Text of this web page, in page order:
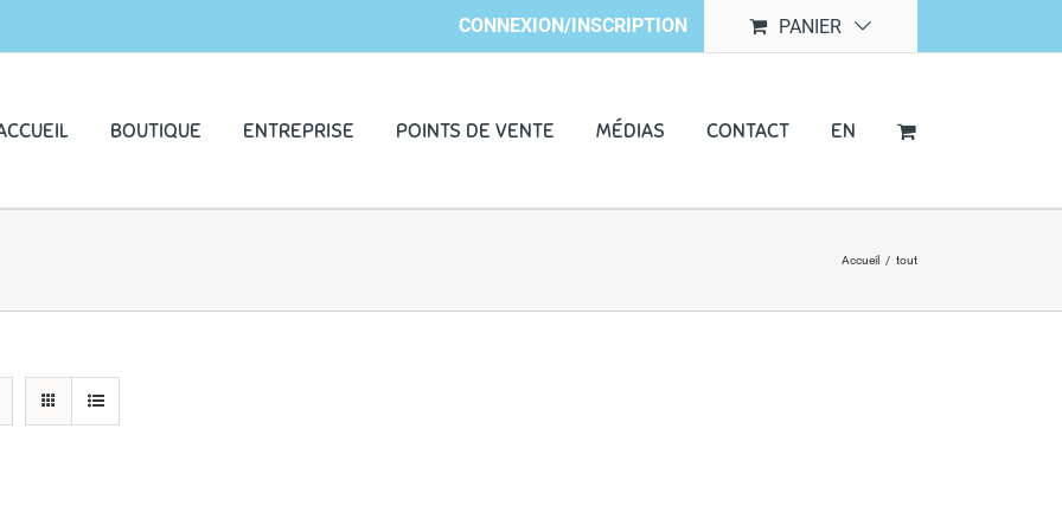
CONNEXION/INSCRIPTION PANIER
BOUTIQUE ENTREPRISE POINTS DE VENTE MÉDIAS CONTACT EN
Accueil / tout